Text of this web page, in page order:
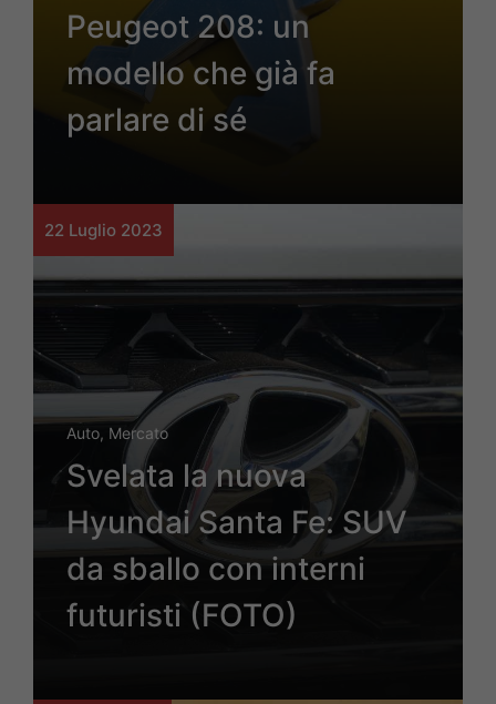
Peugeot 208: un
modello che già fa
parlare di sé
22 Luglio 2023
Auto, Mercato
Svelata la nuova
Hyundai Santa Fe: SUV
da sballo con interni
futuristi (FOTO)